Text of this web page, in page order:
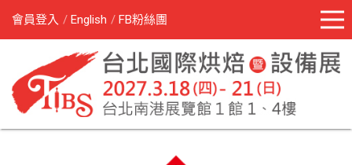
會員登入 English FB粉絲團